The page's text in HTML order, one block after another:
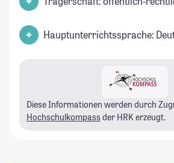
Hauptunterrichtssprache:
Diese Informationen werden durch
Hochschulkompass der HRK erzeugt.